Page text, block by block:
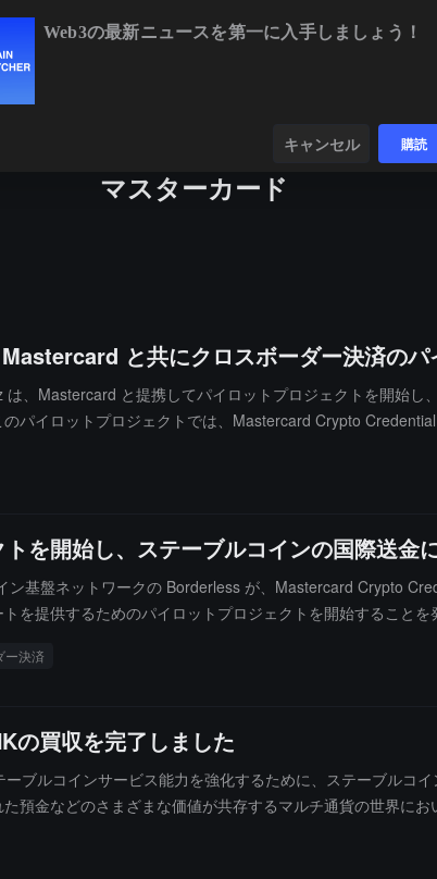
マスターカード
と共にクロスボーダー決済のパ
、Mastercard と提携してパイロットプロジェクトを開始
パイロットプロジェクトでは、Mastercard Crypto
を開始し、ステーブルコインの国際送金
基盤ネットワークの Borderless が、Mastercard Crypto
を提供するためのパイロットプロジェクトを開始すること
は、統一された標準と検証メカニズムを通じて、ブロッ
ブルコイン分野において継続的に展開している最新の動き
盤の強化をさらに進めました。今年 6 月、Mastercard は、
制のカード決済決済をサポートするために、決済能力を拡
ス検証、リスク管理の基盤が機関の採用を促進する重要な
ー決済
の買収を完了しました
ブルコインサービス能力を強化するために、ステーブルコ
預金などのさまざまな価値が共存するマルチ通貨の世界に
れば、万事達カードは最大18億ドルでBVNKを買収する計
Web3の最新ニュースを第一に入手しましょう！
キャンセル 購読